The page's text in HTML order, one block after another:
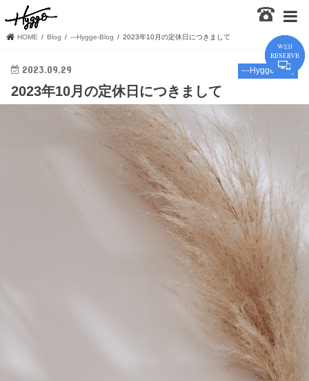
HOME Blog ---Hygge-Blog 2023年10月の定休日につきまして
---Hygge-Blog
2023.09.29
2023年10月の定休日につきまして